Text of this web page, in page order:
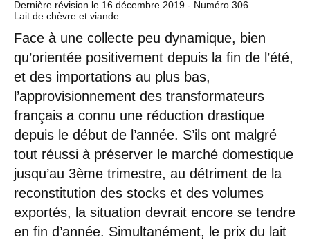
Dernière révision le 16 décembre 2019 - Numéro 306
Lait de chèvre et viande
Face à une collecte peu dynamique, bien
qu’orientée positivement depuis la fin de l’été,
et des importations au plus bas,
l’approvisionnement des transformateurs
français a connu une réduction drastique
depuis le début de l’année. S’ils ont malgré
tout réussi à préserver le marché domestique
jusqu’au 3ème trimestre, au détriment de la
reconstitution des stocks et des volumes
exportés, la situation devrait encore se tendre
en fin d’année. Simultanément, le prix du lait